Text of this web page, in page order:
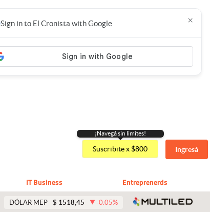
¡Navegá sin limites!
Suscribite x $800 Ingresá
IT Business Entreprenerds
DÓLAR MEP $ 1518,45 -0.05%
Sign in to El Cronista with Google ×